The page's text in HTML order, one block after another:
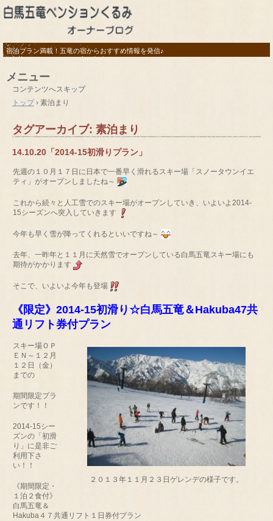
宿泊プラン満載！五竜の宿からおすすめ情報を発信♪
メニュー
コンテンツへスキップ
トップ › 素泊まり
タグアーカイブ: 素泊まり
14.10.20「2014-15初滑りプラン」
先週の１０月１７日に日本で一番早く滑れるスキー場「スノータウンイエ
ティ」がオープンしましたね～
これから続々と人工雪でのスキー場がオープンしていき、いよいよ2014-
15シーズンへ突入していきます
今年も早く雪が降ってくれるといいですね～
去年、一昨年と１１月に天然雪でオープンしている白馬五竜スキー場にも
期待がかかります
そこで、いよいよ今年も登場
《限定》2014-15初滑り☆白馬五竜＆Hakuba47共
通リフト券付プラン
２０１３年１１月２３日ゲレンデの様子です。
スキー場ＯＰ
ＥＮ～１２月
１２日（金）
までの
期間限定プラ
ンです！！
2014-15シー
ズンの「初滑
り」に是非ご
利用下さ
い！！
《期間限定・
１泊２食付》
白馬五竜＆
Hakuba４７共通リフト１日券付プラン